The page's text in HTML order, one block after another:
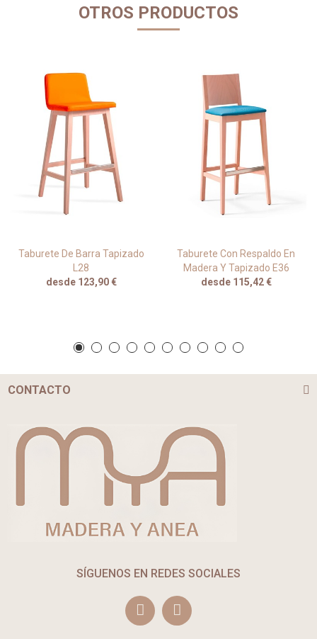
OTROS PRODUCTOS
Taburete De Barra Tapizado
L28
desde 123,90 €
Taburete Con Respaldo En
Madera Y Tapizado E36
desde 115,42 €
CONTACTO
SÍGUENOS EN REDES SOCIALES